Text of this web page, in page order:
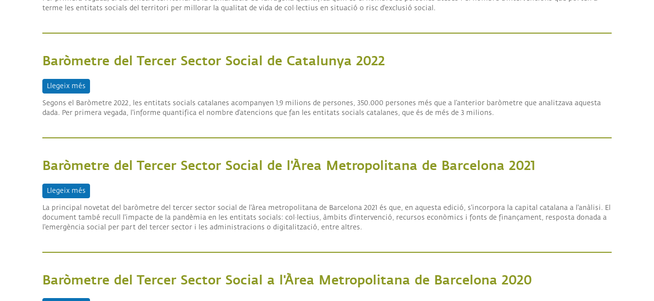
terme les entitats socials del territori per millorar la qualitat de vida de col·lectius en situació o risc d'exclusió social.
Baròmetre del Tercer Sector Social de Catalunya 2022
Llegeix més
Segons el Baròmetre 2022, les entitats socials catalanes acompanyen 1,9 milions de persones, 350.000 persones més que a l’anterior baròmetre que analitzava aquesta
dada. Per primera vegada, l'informe quantifica el nombre d’atencions que fan les entitats socials catalanes, que és de més de 3 milions.
Baròmetre del Tercer Sector Social de l'Àrea Metropolitana de Barcelona 2021
Llegeix més
La principal novetat del baròmetre del tercer sector social de l'àrea metropolitana de Barcelona 2021 és que, en aquesta edició, s'incorpora la capital catalana a l'anàlisi. El
document també recull l'impacte de la pandèmia en les entitats socials: col·lectius, àmbits d'intervenció, recursos econòmics i fonts de finançament, resposta donada a
l'emergència social per part del tercer sector i les administracions o digitalització, entre altres.
Baròmetre del Tercer Sector Social a l'Àrea Metropolitana de Barcelona 2020